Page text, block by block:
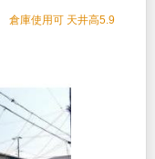
庫使用可 天井高5.9